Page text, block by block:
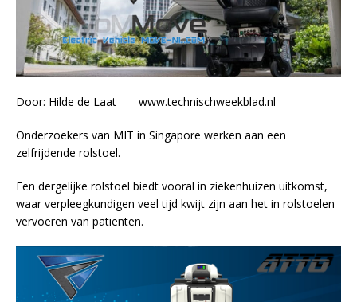
Door: Hilde de Laat www.technischweekblad.nl
Onderzoekers van MIT in Singapore werken aan een
zelfrijdende rolstoel.
Een dergelijke rolstoel biedt vooral in ziekenhuizen uitkomst,
waar verpleegkundigen veel tijd kwijt zijn aan het in rolstoelen
vervoeren van patiënten.